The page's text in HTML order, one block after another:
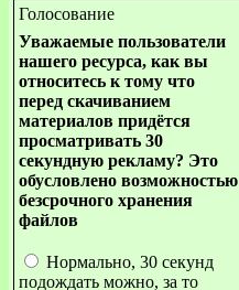
Голосование
Уважаемые пользователи
нашего ресурса, как вы
относитесь к тому что
перед скачиванием
материалов придётся
просматривать 30
секундную рекламу? Это
обусловлено возможностью
безсрочного хранения
файлов
Нормально, 30 секунд
подождать можно, за то